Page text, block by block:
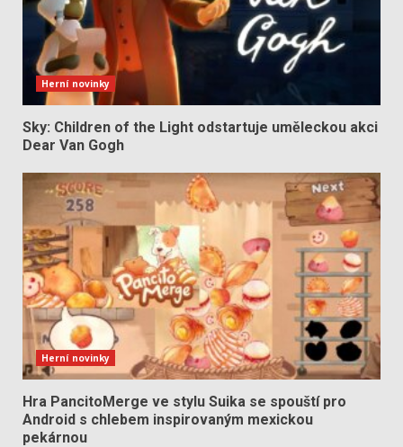
Herní novinky
Sky: Children of the Light odstartuje uměleckou akci
Dear Van Gogh
Herní novinky
Hra PancitoMerge ve stylu Suika se spouští pro
Android s chlebem inspirovaným mexickou
pekárnou